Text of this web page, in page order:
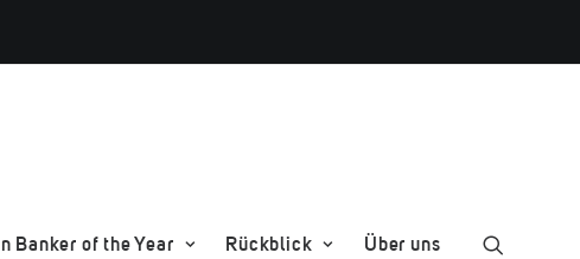
Banker of the Year Rückblick Über uns